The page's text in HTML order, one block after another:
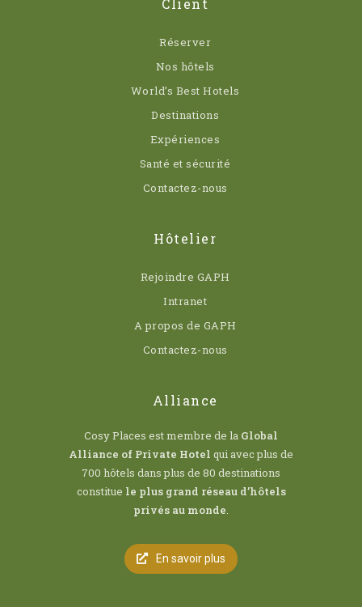
Client
Réserver
Nos hôtels
World’s Best Hotels
Destinations
Expériences
Santé et sécurité
Contactez-nous
Hôtelier
Rejoindre GAPH
Intranet
A propos de GAPH
Contactez-nous
Alliance
Cosy Places est membre de la Global
Alliance of Private Hotel qui avec plus de
700 hôtels dans plus de 80 destinations
constitue le plus grand réseau d’hôtels
privés au monde.
En savoir plus